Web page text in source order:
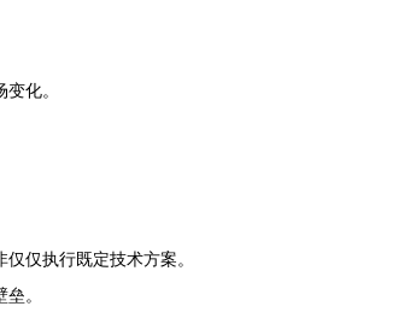
化。
仅执行既定技术方案。
。